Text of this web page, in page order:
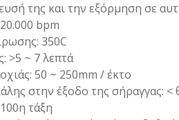
της και την εξόρμηση σε
bpm
350C
>5 ~ 7 λεπτά
50 ~ 250mm / έκτο
στην έξοδο της σήραγγας:
τάξη